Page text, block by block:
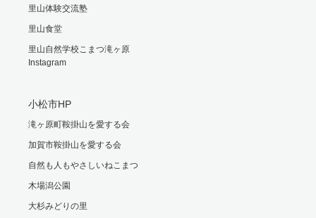
里山体験交流塾
里山食堂
里山自然学校こまつ滝ヶ原
Instagram
小松市HP
滝ヶ原町鞍掛山を愛する会
加賀市鞍掛山を愛する会
自然も人もやさしいねこまつ
木場潟公園
大杉みどりの里